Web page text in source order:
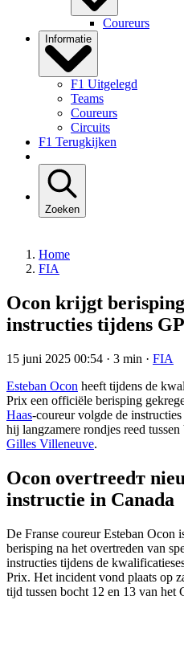
Coureurs
Informatie
F1 Uitgelegd
Teams
Coureurs
Circuits
F1 Terugkijken
Zoeken
Home
FIA
Ocon krijgt
instructies tijdens
15 juni 2025 00:54 · 3 min · FIA
Esteban Ocon heeft tijdens de
Prix een officiële berisping
Haas-coureur volgde de
hij langzamere rondjes reed
Gilles Villeneuve.
Ocon overtreedт
instructie in Canada
De Franse coureur Esteban Ocon
berisping na het overtreden van
instructies tijdens de
Prix. Het incident vond plaats op
tijd tussen bocht 12 en 13 van